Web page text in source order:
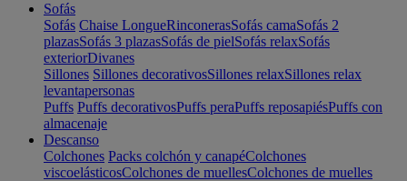
Sofás
Sofás Chaise LongueRinconerasSofás camaSofás 2
plazasSofás 3 plazasSofás de pielSofás relaxSofás
exteriorDivanes
Sillones Sillones decorativosSillones relaxSillones relax
levantapersonas
Puffs Puffs decorativosPuffs peraPuffs reposapiésPuffs con
almacenaje
Descanso
Colchones Packs colchón y canapéColchones
viscoelásticosColchones de muellesColchones de muelles